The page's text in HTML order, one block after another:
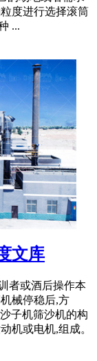
度进行选择滚筒
...
文库
者或酒后操作本
械停稳后,方
子机筛沙机的构
机或电机,组成。